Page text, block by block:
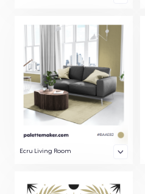
Ecru Living Room